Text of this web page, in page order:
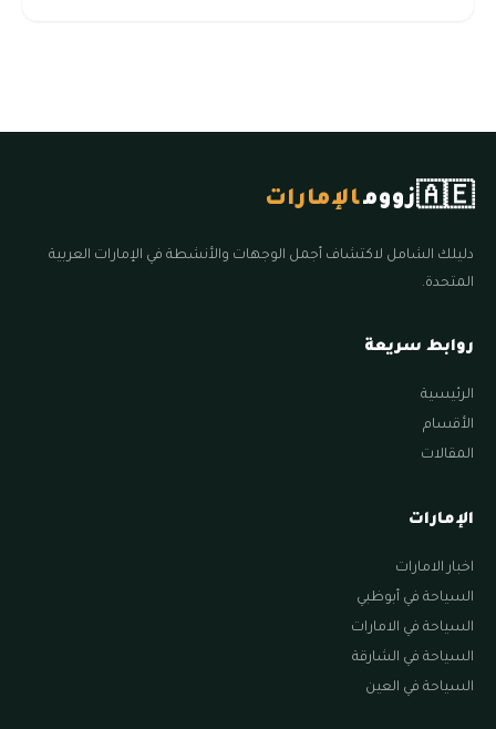
🇦🇪زوومالإمارات
دليلك الشامل لاكتشاف أجمل الوجهات والأنشطة في الإمارات العربية
المتحدة.
روابط سريعة
الرئيسية
الأقسام
المقالات
الإمارات
اخبار الامارات
السياحة في أبوظبي
السياحة في الامارات
السياحة في الشارقة
السياحة في العين